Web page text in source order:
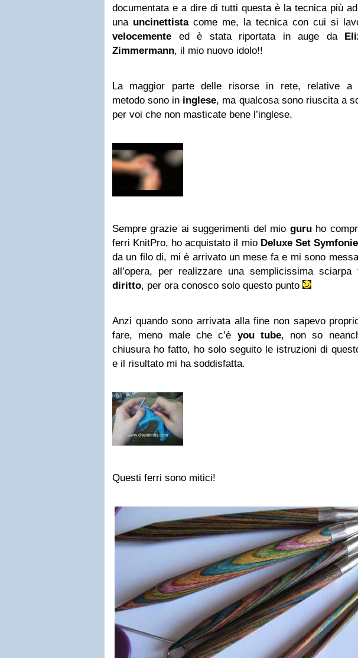
documentata e a dire di tutti questa è la tecnica più
una uncinettistacome me, la tecnica con cui si
velocemente ed è stata riportata in auge da
Zimmermann, il mio nuovo idolo!!
La maggior parte delle risorse in rete, relative a
metodo sono in inglese, ma qualcosa sono riuscita a
per voi che non masticate bene l’inglese.
Sempre grazie ai suggerimenti del mio guruho
ferri KnitPro, ho acquistato il mio Deluxe Set
da un filo di, mi è arrivato un mese fa e mi sono
all’opera, per realizzare una semplicissima sciarpa
diritto, per ora conosco solo questo punto
Anzi quando sono arrivata alla fine non sapevo
fare, meno male che c’è you tube, non so
chiusura ho fatto, ho solo seguito le istruzioni di
e il risultato mi ha soddisfatta.
Questi ferri sono mitici!